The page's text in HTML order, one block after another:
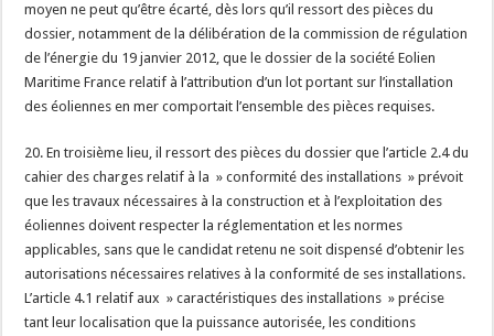
moyen ne peut qu’être écarté, dès lors qu’il ressort des pièces du
dossier, notamment de la délibération de la commission de régulation
de l’énergie du 19 janvier 2012, que le dossier de la société Eolien
Maritime France relatif à l’attribution d’un lot portant sur l’installation
des éoliennes en mer comportait l’ensemble des pièces requises.
20. En troisième lieu, il ressort des pièces du dossier que l’article 2.4 du
cahier des charges relatif à la » conformité des installations » prévoit
que les travaux nécessaires à la construction et à l’exploitation des
éoliennes doivent respecter la réglementation et les normes
applicables, sans que le candidat retenu ne soit dispensé d’obtenir les
autorisations nécessaires relatives à la conformité de ses installations.
L’article 4.1 relatif aux » caractéristiques des installations » précise
tant leur localisation que la puissance autorisée, les conditions